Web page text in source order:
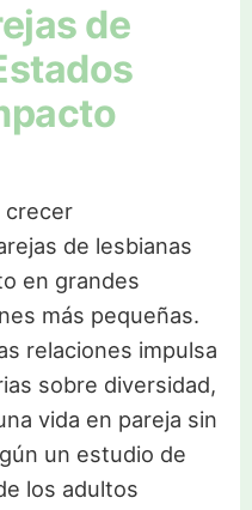
de
crecer
de lesbianas
en grandes
más pequeñas.
relaciones impulsa
sobre diversidad,
vida en pareja sin
un estudio de
los adultos